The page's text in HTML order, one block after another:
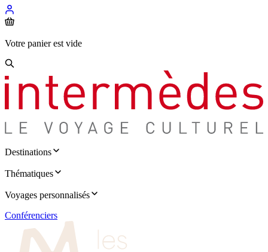
Votre panier est vide
Destinations
Thématiques
Voyages personnalisés
Conférenciers